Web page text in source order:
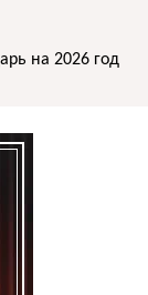
на 2026 год